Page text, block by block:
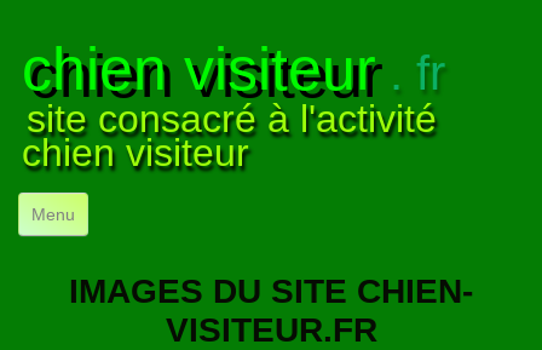
chien visiteur. fr
site consacré à l'activité
chien visiteur
Menu
IMAGES DU SITE CHIEN-
VISITEUR.FR